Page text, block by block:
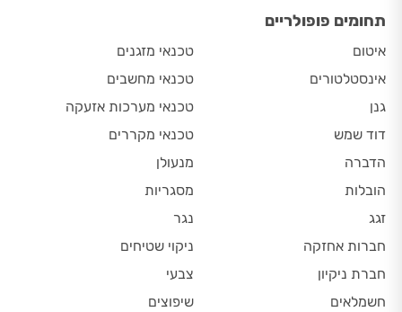
תחומים פופולריים
איטום
אינסטלטורים
גנן
דוד שמש
הדברה
הובלות
זגג
חברות אחזקה
חברת ניקיון
חשמלאים
טכנאי מזגנים
טכנאי מחשבים
טכנאי מערכות אזעקה
טכנאי מקררים
מנעולן
מסגריות
נגר
ניקוי שטיחים
צבעי
שיפוצים